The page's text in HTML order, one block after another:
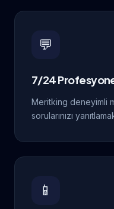
💬
7/24
Meritking deneyimli
sorularınızı
📱